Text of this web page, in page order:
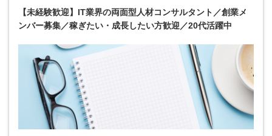
【未経験歓迎】IT業界の両面型人材コンサルタント／創業メ
ンバー募集／稼ぎたい・成長したい方歓迎／20代活躍中